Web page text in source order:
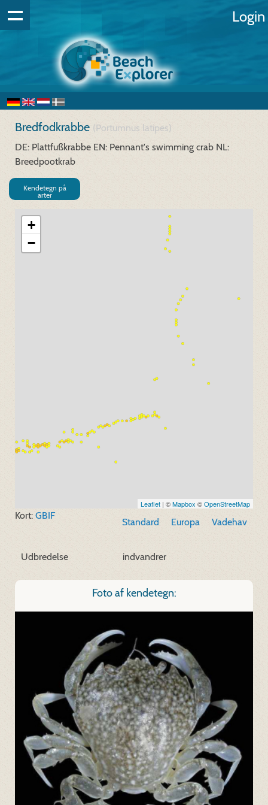
Login
Bredfodkrabbe (Portumnus latipes)
DE: Plattfußkrabbe EN: Pennant's swimming crab NL:
Breedpootkrab
Kendetegn på
arter
+
−
Leaflet | ©Mapbox ©OpenStreetMap
Standard Europa Vadehav
Kort: GBIF
Udbredelse indvandrer
Foto af kendetegn: